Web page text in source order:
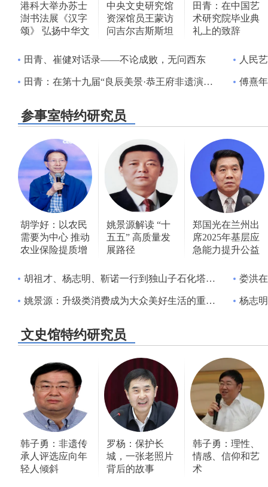
港科大举办苏士
澍书法展《汉字
颂》 弘扬中华文
中央文史研究馆
资深馆员王蒙访
问吉尔吉斯斯坦
论坛
田青：在中国艺
术研究院毕业典
礼上的致辞
田青、崔健对话录——不论成败，无问西东
田青：在第十九届“良辰美景·恭王府非遗演出季”古琴名家音乐会上的致辞
人民
傅熹
参事室特约研究员
胡学好：以农民
需要为中心 推动
农业保险提质增
姚景源解读 “十
五五” 高质量发
展路径
郑国光在兰州出
席2025年基层应
急能力提升公益
胡祖才、杨志明、靳诺一行到独山子石化塔里木石化分公司调研
姚景源：升级类消费成为大众美好生活的重要内容
娄洪
杨志明：
文史馆特约研究员
韩子勇：非遗传
承人评选应向年
轻人倾斜
罗杨：保护长
城，一张老照片
背后的故事
韩子勇：理性、
情感、信仰和艺
术